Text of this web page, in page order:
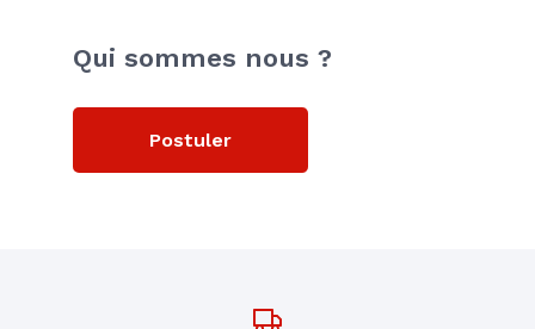
Qui sommes nous ?
Postuler